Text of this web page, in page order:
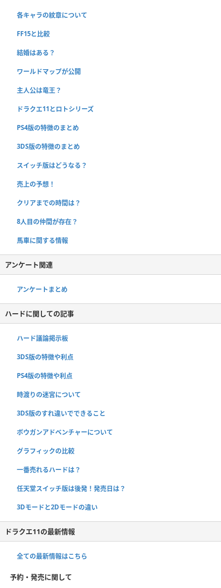
各キャラの紋章について
FF15と比較
結婚はある？
ワールドマップが公開
主人公は竜王？
ドラクエ11とロトシリーズ
PS4版の特徴のまとめ
3DS版の特徴のまとめ
スイッチ版はどうなる？
売上の予想！
クリアまでの時間は？
8人目の仲間が存在？
馬車に関する情報
アンケート関連
アンケートまとめ
ハードに関しての記事
ハード議論掲示板
3DS版の特徴や利点
PS4版の特徴や利点
時渡りの迷宮について
3DS版のすれ違いでできること
ボウガンアドベンチャーについて
グラフィックの比較
一番売れるハードは？
任天堂スイッチ版は後発！発売日は？
3Dモードと2Dモードの違い
ドラクエ11の最新情報
全ての最新情報はこちら
予約・発売に関して